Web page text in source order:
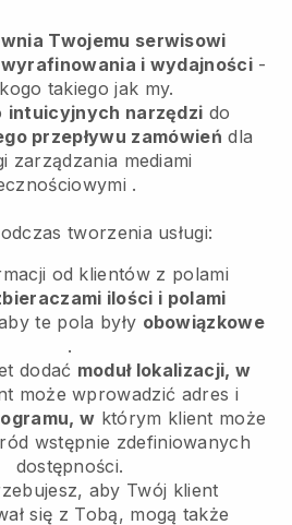
Twojemu serwisowi
i wydajności -
takiego jak my.
intuicyjnych narzędzi do
przepływu zamówień dla
zarządzania mediami
.
tworzenia usługi:
od klientów z polami
ilości i polami
te pola były obowiązkowe
.
dodać moduł lokalizacji, w
może wprowadzić adres i
w którym klient może
wstępnie zdefiniowanych
dostępności.
aby Twój klient
się z Tobą, mogą także